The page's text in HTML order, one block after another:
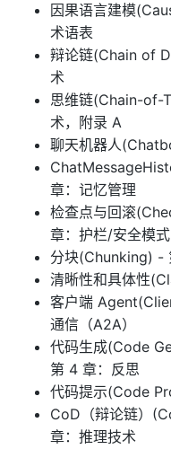
因果语言建模
术语表
辩论链(Chain of
术
思维链(Chain-of-
术，附录 A
聊天机器人
章：记忆管理
检查点与回滚
章：护栏/安全模式
分块(Chunking) -
清晰性和具体性
客户端
通信（A2A）
代码生成(Code
第 4 章：反思
代码提示(Code
CoD（辩论链）
章：推理技术